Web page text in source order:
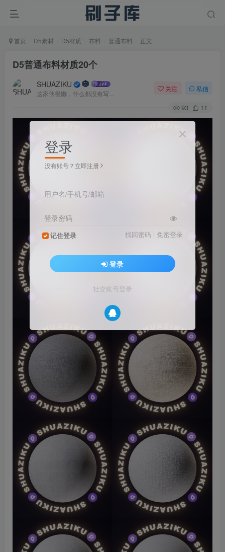
首页 D5素材 D5材质 布料 普通布料 正文
D5普通布料材质20个
SHUAZIKU
这家伙很懒，什么都没有写...
关注 私信
93 11
登录
没有账号？立即注册
用户名/手机号/邮箱
登录密码
记住登录 找回密码 | 免密登录
登录
社交账号登录